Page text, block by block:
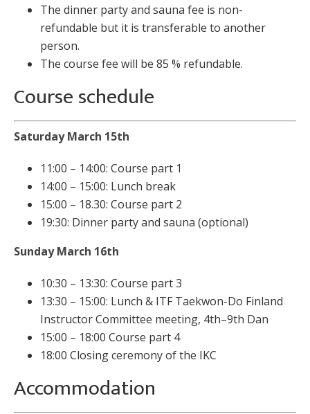
The dinner party and sauna fee is non-
refundable but it is transferable to another
person.
The course fee will be 85 % refundable.
Course schedule
Saturday March 15th
11:00 – 14:00: Course part 1
14:00 – 15:00: Lunch break
15:00 – 18.30: Course part 2
19:30: Dinner party and sauna (optional)
Sunday March 16th
10:30 – 13:30: Course part 3
13:30 – 15:00: Lunch & ITF Taekwon-Do Finland
Instructor Committee meeting, 4th–9th Dan
15:00 – 18:00 Course part 4
18:00 Closing ceremony of the IKC
Accommodation